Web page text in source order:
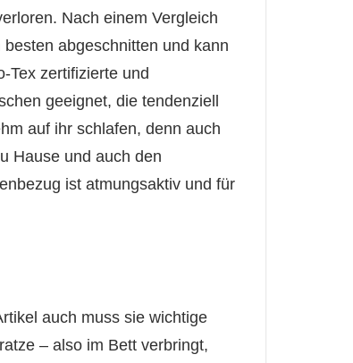
Nach einem Vergleich
abgeschnitten und kann
Tex zertifizierte und
geeignet, die tendenziell
auf ihr schlafen, denn auch
Hause und auch den
ist atmungsaktiv und für
auch muss sie wichtige
– also im Bett verbringt,